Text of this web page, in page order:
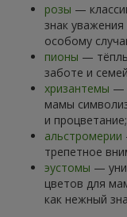
розы —
знак
особому
пионы —
заботе и
хризантемы —
мамы
и процветание;
альстромерии
трепетное
эустомы —
цветов для
как нежный